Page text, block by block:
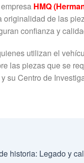
HMQ
originalidad de las
confianza y
utilizan el
las piezas que se
su Centro de
historia: Legado y